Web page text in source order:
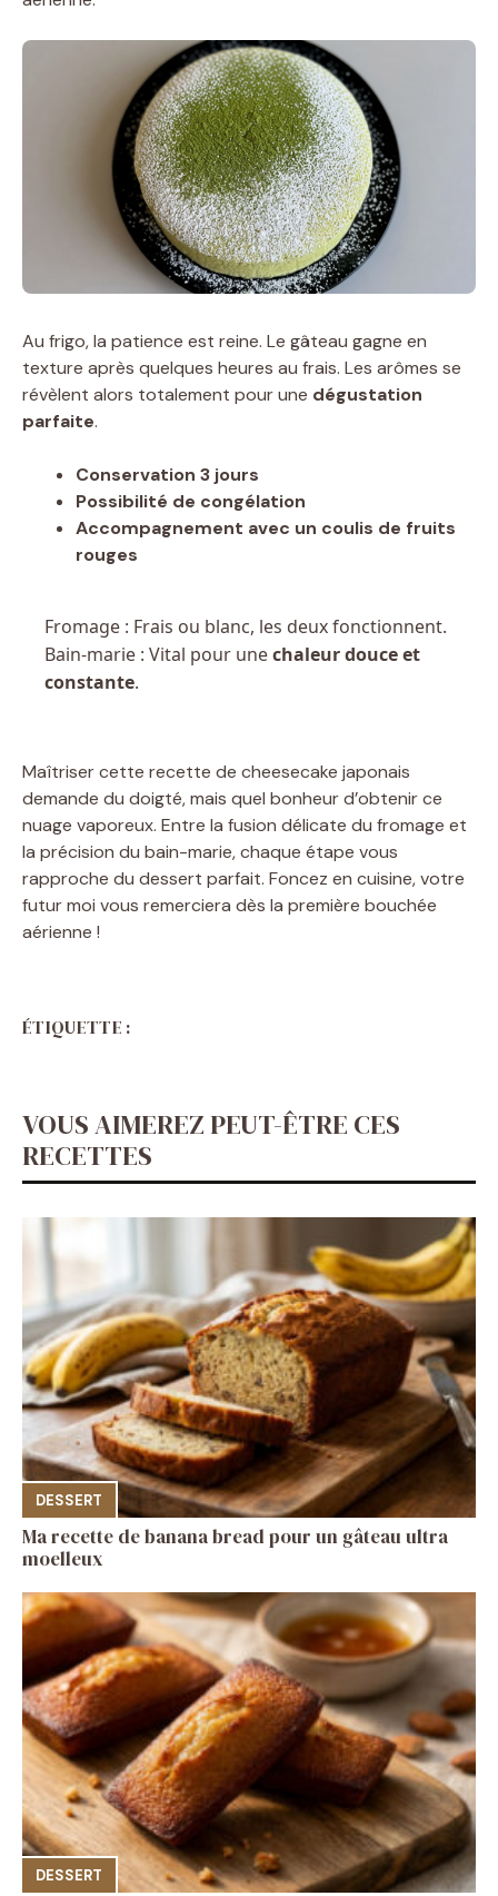
Au frigo, la patience est reine. Le gâteau gagne en
texture après quelques heures au frais. Les arômes se
révèlent alors totalement pour une dégustation
parfaite.
Conservation 3 jours
Possibilité de congélation
Accompagnement avec un coulis de fruits
rouges
Fromage : Frais ou blanc, les deux fonctionnent.
Bain-marie : Vital pour unechaleur douce et
constante.
Maîtriser cette recette de cheesecake japonais
demande du doigté, mais quel bonheur d’obtenir ce
nuage vaporeux. Entre la fusion délicate du fromage et
la précision du bain-marie, chaque étape vous
rapproche du dessert parfait. Foncez en cuisine, votre
futur moi vous remerciera dès la première bouchée
aérienne !
ÉTIQUETTE :
VOUS AIMEREZ PEUT-ÊTRE CES
RECETTES
DESSERT
Ma recette de banana bread pour un gâteau ultra
moelleux
DESSERT